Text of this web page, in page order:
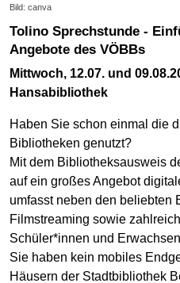
Bild: canva
Tolino Sprechstunde - Einführung in die Digitalen
Angebote des VÖBBs
Mittwoch, 12.07. und
Hansabibliothek
Haben Sie schon einmal die
Bibliotheken genutzt?
Mit dem Bibliotheksausweis
auf ein großes Angebot
umfasst neben den beliebten
Filmstreaming sowie
Schüler*innen und
Sie haben kein mobiles
Häusern der Stadtbibliothek